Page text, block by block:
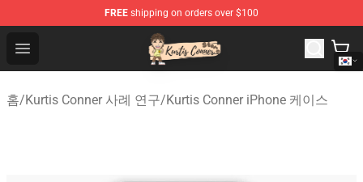
FREE shipping on orders over $100
Open menu
Kurtis Conner Store - Official Kurtis Conner Merchandise
홈/Kurtis Conner 사례 연구/Kurtis Conner iPhone 케이스